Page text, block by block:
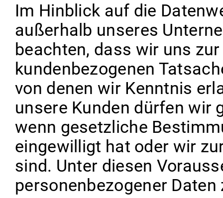
Im Hinblick auf die
außerhalb unseres
beachten, dass wir uns
kundenbezogenen
von denen wir Kenntnis
unsere Kunden dürfen wir
wenn gesetzliche
eingewilligt hat oder wir
sind. Unter diesen
personenbezogener Daten